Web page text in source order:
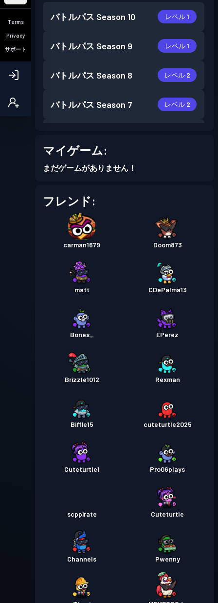
Terms
Privacy
サポート
バトルパス Season 10 レベル 1
バトルパス Season 9 レベル 1
バトルパス Season 8 レベル 2
バトルパス Season 7 レベル 2
バトルパス Season 5
バトルパス レベル 1
バトルパス Season 1
マイゲーム:
まだゲームがありません！
フレンド:
carman1679 Doom873
matt CDePalma13
Bones_ EPerez
Brizzle1012 Rexman
Biffle15 cuteturtle2025
Cuteturtle1 Pro06plays
scppirate Cuteturtle
Channels Pwenny